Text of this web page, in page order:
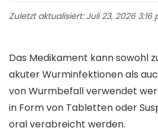
Zuletzt aktualisiert: Juli 23, 2026 3:16
Das Medikament kann sowohl
akuter Wurminfektionen als
von Wurmbefall verwendet
in Form von Tabletten oder
oral verabreicht werden.